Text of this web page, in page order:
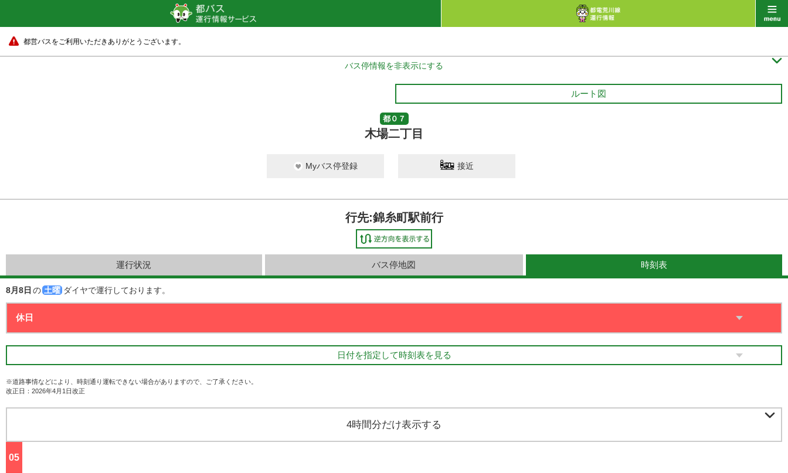
都営バスをご利用いただきありがとうございます。
バス停情報を非表示にする 
ルート図
都０７
木場二丁目
Myバス停登録 接近
行先:錦糸町駅前行
運行状況 バス停地図 時刻表
8月8日 の 土曜 ダイヤで運行しております。
日付を指定して時刻表を見る
※道路事情などにより、時刻通り運転できない場合がありますので、ご了承ください。
改正日：2026年4月1日改正
4時間分だけ表示する 
05